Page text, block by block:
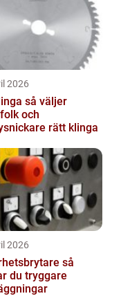
2026
väljer
och
rätt klinga
2026
så
du tryggare